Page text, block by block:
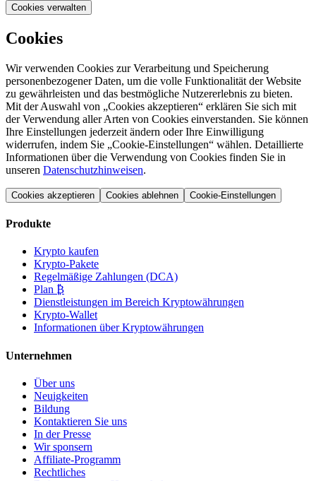
Cookies verwalten
Cookies
Wir verwenden Cookies zur Verarbeitung und Speicherung
personenbezogener Daten, um die volle Funktionalität der Website
zu gewährleisten und das bestmögliche Nutzererlebnis zu bieten.
Mit der Auswahl von „Cookies akzeptieren“ erklären Sie sich mit
der Verwendung aller Arten von Cookies einverstanden. Sie können
Ihre Einstellungen jederzeit ändern oder Ihre Einwilligung
widerrufen, indem Sie „Cookie-Einstellungen“ wählen. Detaillierte
Informationen über die Verwendung von Cookies finden Sie in
unseren Datenschutzhinweisen.
Cookies akzeptieren Cookies ablehnen Cookie-Einstellungen
Produkte
Krypto kaufen
Krypto-Pakete
Regelmäßige Zahlungen (DCA)
Plan ₿
Dienstleistungen im Bereich Kryptowährungen
Krypto-Wallet
Informationen über Kryptowährungen
Unternehmen
Über uns
Neuigkeiten
Bildung
Kontaktieren Sie uns
In der Presse
Wir sponsern
Affiliate-Programm
Rechtliches